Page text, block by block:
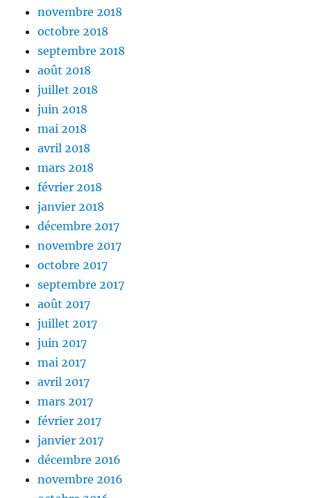
novembre 2018
octobre 2018
septembre 2018
août 2018
juillet 2018
juin 2018
mai 2018
avril 2018
mars 2018
février 2018
janvier 2018
décembre 2017
novembre 2017
octobre 2017
septembre 2017
août 2017
juillet 2017
juin 2017
mai 2017
avril 2017
mars 2017
février 2017
janvier 2017
décembre 2016
novembre 2016